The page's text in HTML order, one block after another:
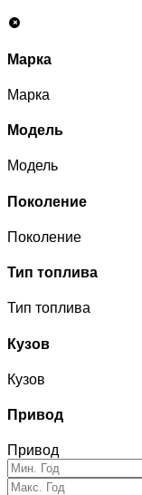
Марка
Марка
Модель
Модель
Поколение
Поколение
Тип топлива
Тип топлива
Кузов
Кузов
Привод
Привод